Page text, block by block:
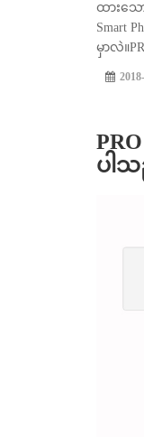
ထားသေ
Smart
မှာလဲ။
ပါ